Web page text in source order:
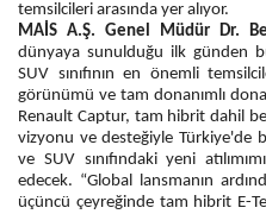
temsilcileri arasında yer alıyor.
MAİS A.Ş. Genel Müdür Dr.
dünyaya sunulduğu ilk günden
SUV sınıfının en önemli
görünümü ve tam donanımlı
Renault Captur, tam hibrit dahil
vizyonu ve desteğiyle Türkiye'de
ve SUV sınıfındaki yeni
edecek. “Global lansmanın
üçüncü çeyreğinde tam hibrit E-